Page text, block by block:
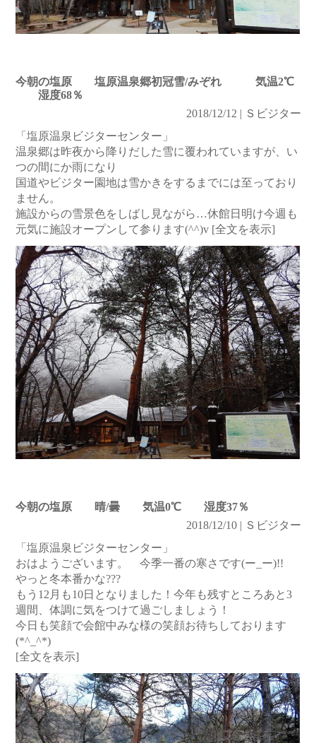
今朝の塩原 塩原温泉郷初冠雪/みぞれ 気温2℃
湿度68％
2018/12/12 | Ｓビジター
「塩原温泉ビジターセンター」
温泉郷は昨夜から降りだした雪に覆われていますが、い
つの間にか雨になり
国道やビジター園地は雪かきをするまでには至っており
ません。
施設からの雪景色をしばし見ながら…休館日明け今週も
元気に施設オープンして参ります(^^)v [全文を表示]
今朝の塩原 晴/曇 気温0℃ 湿度37％
2018/12/10 | Ｓビジター
「塩原温泉ビジターセンター」
おはようございます。 今季一番の寒さです(ー_ー)!!
やっと冬本番かな???
もう12月も10日となりました！今年も残すところあと3
週間、体調に気をつけて過ごしましょう！
今日も笑顔で会館中みな様の笑顔お待ちしております
(*^_^*)
[全文を表示]